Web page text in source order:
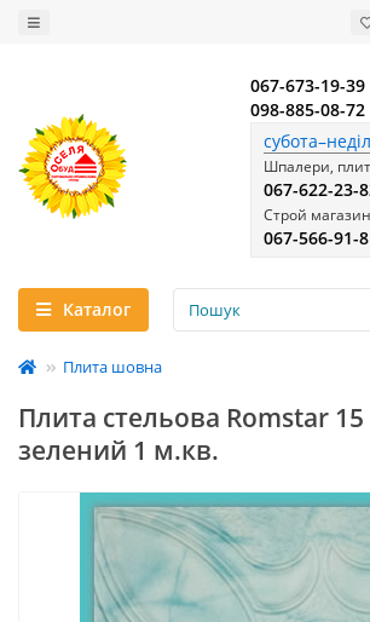
067-673-19-39
098-885-08-72
Шпалери,
067-622-23-
Строй
067-566-91-
Каталог
Плита шовна
Плита стельова Romstar
зелений 1 м.кв.